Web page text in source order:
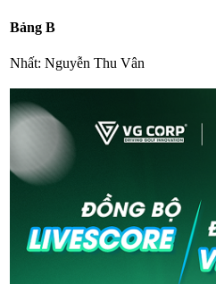
Bảng B
Nhất: Nguyễn Thu Vân